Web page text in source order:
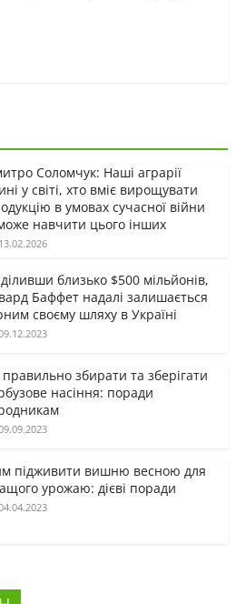
Соломчук: Наші аграрії
у світі, хто вміє вирощувати
в умовах сучасної війни
навчити цього інших
13.02.2026
близько $500 мільйонів,
Баффет надалі залишається
своєму шляху в Україні
збирати та зберігати
насіння: поради
підживити вишню весною для
урожаю: дієві поради